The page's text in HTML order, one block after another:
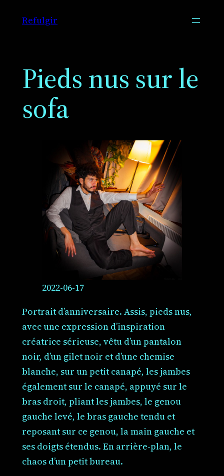
Refulgir
Pieds nus sur le
sofa
2022-06-17
Portrait d’anniversaire. Assis, pieds nus,
avec une expression d’inspiration
créatrice sérieuse, vêtu d’un pantalon
noir, d’un gilet noir et d’une chemise
blanche, sur un petit canapé, les jambes
également sur le canapé, appuyé sur le
bras droit, pliant les jambes, le genou
gauche levé, le bras gauche tendu et
reposant sur ce genou, la main gauche et
ses doigts étendus. En arrière-plan, le
chaos d’un petit bureau.